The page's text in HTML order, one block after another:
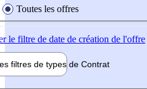
Toutes les offres
le filtre de date de création de l'offre
filtres de types de Contrat